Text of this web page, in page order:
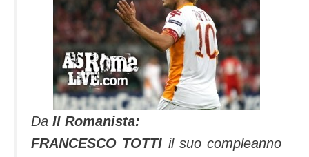
Da Il Romanista:
FRANCESCO TOTTI il suo compleanno